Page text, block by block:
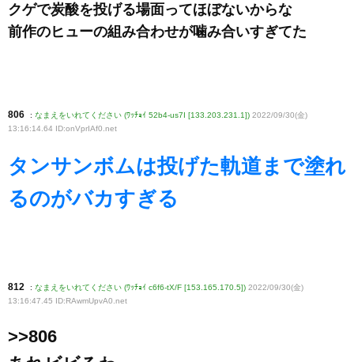
クゲで炭酸を投げる場面ってほぼないからな
前作のヒューの組み合わせが噛み合いすぎてた
806 : なまえをいれてください (ﾜｯﾁｮｲ 52b4-us7I [133.203.231.1]) 2022/09/30(金)
13:16:14.64 ID:onVprIAf0 .net
タンサンボムは投げた軌道まで塗れ
るのがバカすぎる
812 : なまえをいれてください (ﾜｯﾁｮｲ c6f6-tX/F [153.165.170.5]) 2022/09/30(金)
13:16:47.45 ID:RAwmUpvA0 .net
>>806